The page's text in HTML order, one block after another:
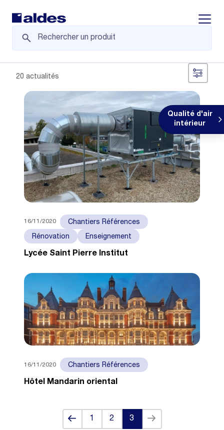
Qualité d'air
intérieur
20 actualités
16/11/2020 Chantiers Références
Rénovation Enseignement
Lycée Saint Pierre Institut
16/11/2020 Chantiers Références
Hôtel Mandarin oriental
Back 1 2 3 Next